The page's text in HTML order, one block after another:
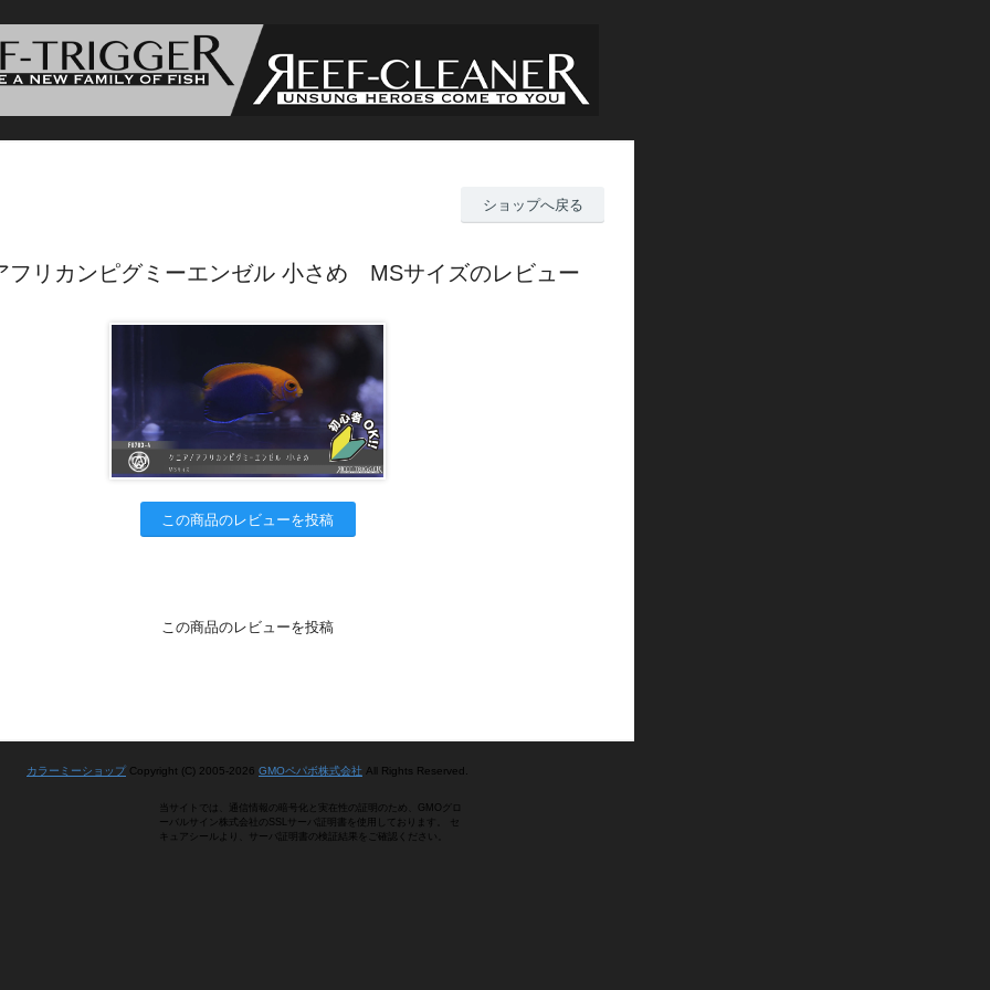
ショップへ戻る
フリカンピグミーエンゼル 小さめ MSサイズのレビュー
この商品のレビューを投稿
この商品のレビューを投稿
カラーミーショップ Copyright (C) 2005-2026 GMOペパボ株式会社 All Rights Reserved.
当サイトでは、通信情報の暗号化と実在性の証明のため、GMOグロ
ーバルサイン株式会社のSSLサーバ証明書を使用しております。 セ
キュアシールより、サーバ証明書の検証結果をご確認ください。